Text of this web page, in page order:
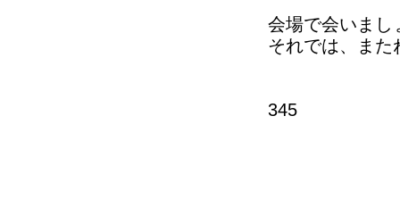
会場で会いまし
それでは、また
345